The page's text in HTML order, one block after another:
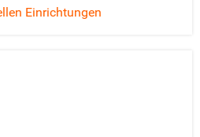
Einrichtungen